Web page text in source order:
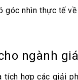
góc nhìn thực tế
ngành
hợp các giải